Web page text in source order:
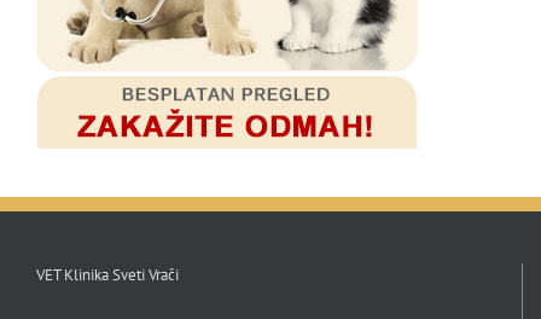
VET Klinika Sveti Vrači